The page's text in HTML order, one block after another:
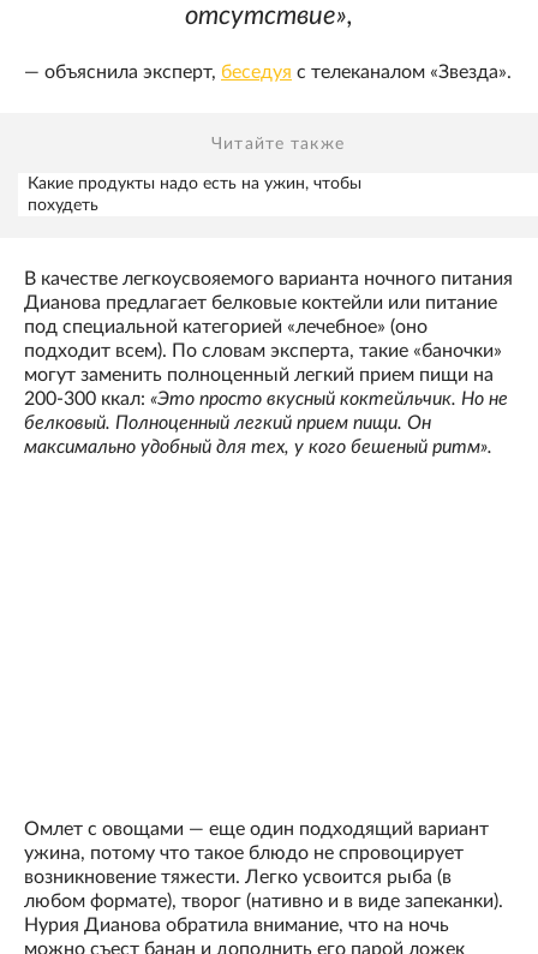
отсутствие»,
— объяснила эксперт, беседуя с телеканалом «Звезда».
Читайте также
Какие продукты надо есть на ужин, чтобы
похудеть
В качестве легкоусвояемого варианта ночного питания
Дианова предлагает белковые коктейли или питание
под специальной категорией «лечебное» (оно
подходит всем). По словам эксперта, такие «баночки»
могут заменить полноценный легкий прием пищи на
200-300 ккал: «Это просто вкусный коктейльчик. Но не
белковый. Полноценный легкий прием пищи. Он
максимально удобный для тех, у кого бешеный ритм».
Омлет с овощами — еще один подходящий вариант
ужина, потому что такое блюдо не спровоцирует
возникновение тяжести. Легко усвоится рыба (в
любом формате), творог (нативно и в виде запеканки).
Нурия Дианова обратила внимание, что на ночь
можно съест банан и дополнить его парой ложек